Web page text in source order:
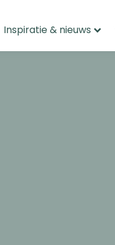
Inspiratie & nieuws